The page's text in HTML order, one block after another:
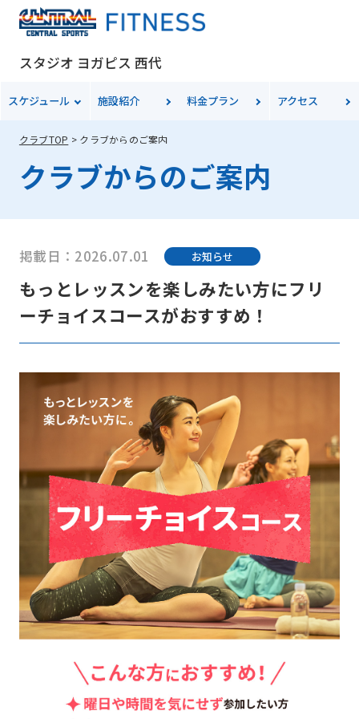
スタジオ ヨガピス 西代
スケジュール 施設紹介 料金プラン アクセス
クラブTOP クラブからのご案内
クラブからのご案内
掲載日：2026.07.01 お知らせ
もっとレッスンを楽しみたい方にフリ
ーチョイスコースがおすすめ！